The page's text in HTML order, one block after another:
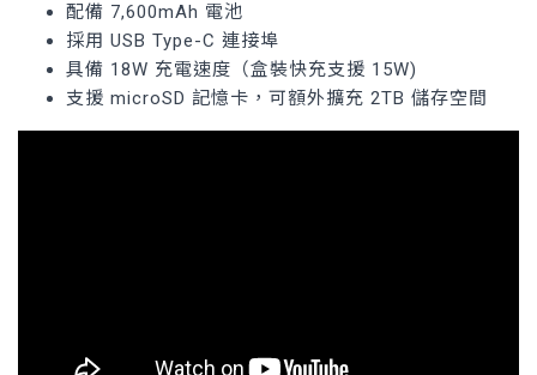
配備 7,600mAh 電池
採用 USB Type-C 連接埠
具備 18W 充電速度（盒裝快充支援 15W)
支援 microSD 記憶卡，可額外擴充 2TB 儲存空間